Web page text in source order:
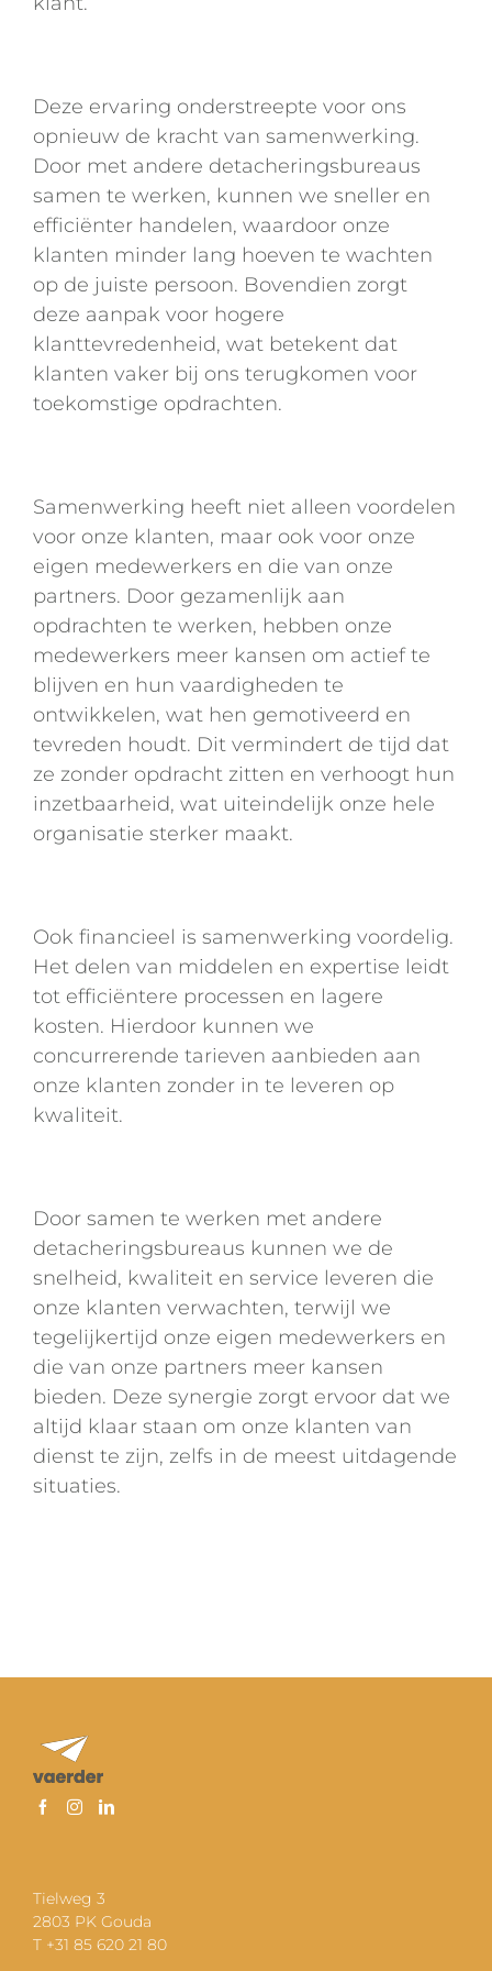
Deze ervaring onderstreepte voor ons
opnieuw de kracht van samenwerking.
Door met andere detacheringsbureaus
samen te werken, kunnen we sneller en
efficiënter handelen, waardoor onze
klanten minder lang hoeven te wachten
op de juiste persoon. Bovendien zorgt
deze aanpak voor hogere
klanttevredenheid, wat betekent dat
klanten vaker bij ons terugkomen voor
toekomstige opdrachten.
Samenwerking heeft niet alleen voordelen
voor onze klanten, maar ook voor onze
eigen medewerkers en die van onze
partners. Door gezamenlijk aan
opdrachten te werken, hebben onze
medewerkers meer kansen om actief te
blijven en hun vaardigheden te
ontwikkelen, wat hen gemotiveerd en
tevreden houdt. Dit vermindert de tijd dat
ze zonder opdracht zitten en verhoogt hun
inzetbaarheid, wat uiteindelijk onze hele
organisatie sterker maakt.
Ook financieel is samenwerking voordelig.
Het delen van middelen en expertise leidt
tot efficiëntere processen en lagere
kosten. Hierdoor kunnen we
concurrerende tarieven aanbieden aan
onze klanten zonder in te leveren op
kwaliteit.
Door samen te werken met andere
detacheringsbureaus kunnen we de
snelheid, kwaliteit en service leveren die
onze klanten verwachten, terwijl we
tegelijkertijd onze eigen medewerkers en
die van onze partners meer kansen
bieden. Deze synergie zorgt ervoor dat we
altijd klaar staan om onze klanten van
dienst te zijn, zelfs in de meest uitdagende
situaties.
Tielweg 3
2803 PK Gouda
T +31 85 620 21 80